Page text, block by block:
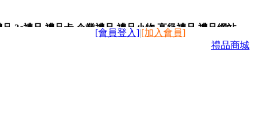
禮品,禮品卡,企業禮品,禮品小物,高級禮品,禮品網站。
禮品商城
[會員登入]|[加入會員]